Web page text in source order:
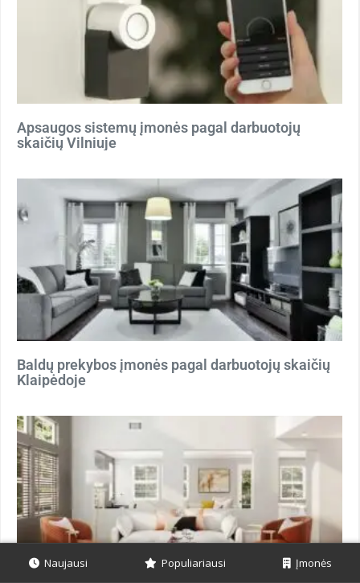
Apsaugos sistemų įmonės pagal darbuotojų
skaičių Vilniuje
Baldų prekybos įmonės pagal darbuotojų skaičių
Klaipėdoje
Naujausi Populiariausi Įmonės